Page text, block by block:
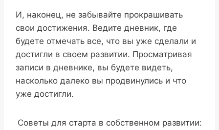
И, наконец, не забывайте прокрашивать
свои достижения. Ведите дневник, где
будете отмечать все, что вы уже сделали и
достигли в своем развитии. Просматривая
записи в дневнике, вы будете видеть,
насколько далеко вы продвинулись и что
уже достигли.
Советы для старта в собственном развитии: